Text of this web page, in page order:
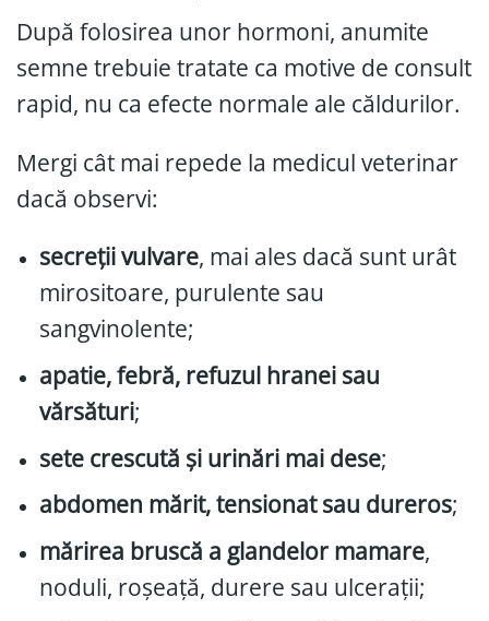
După folosirea unor hormoni, anumite
semne trebuie tratate ca motive de consult
rapid, nu ca efecte normale ale căldurilor.
Mergi cât mai repede la medicul veterinar
dacă observi:
secreții vulvare, mai ales dacă sunt urât
mirositoare, purulente sau
sangvinolente;
apatie, febră, refuzul hranei sau
vărsături;
sete crescută și urinări mai dese;
abdomen mărit, tensionat sau dureros;
mărirea bruscă a glandelor mamare,
noduli, roșeață, durere sau ulcerații;